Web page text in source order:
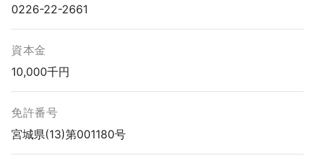
0226-22-2661
資本金
10,000千円
免許番号
宮城県(13)第001180号